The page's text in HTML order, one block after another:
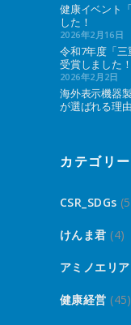
健康イベント
した！
2026年2月16日
令和7年度「
受賞しました！
2026年2月2日
海外表示機器
が選ばれる理
カテゴリー
CSR_SDGs
けんま君 (4)
アミノエリア
健康経営 (45)